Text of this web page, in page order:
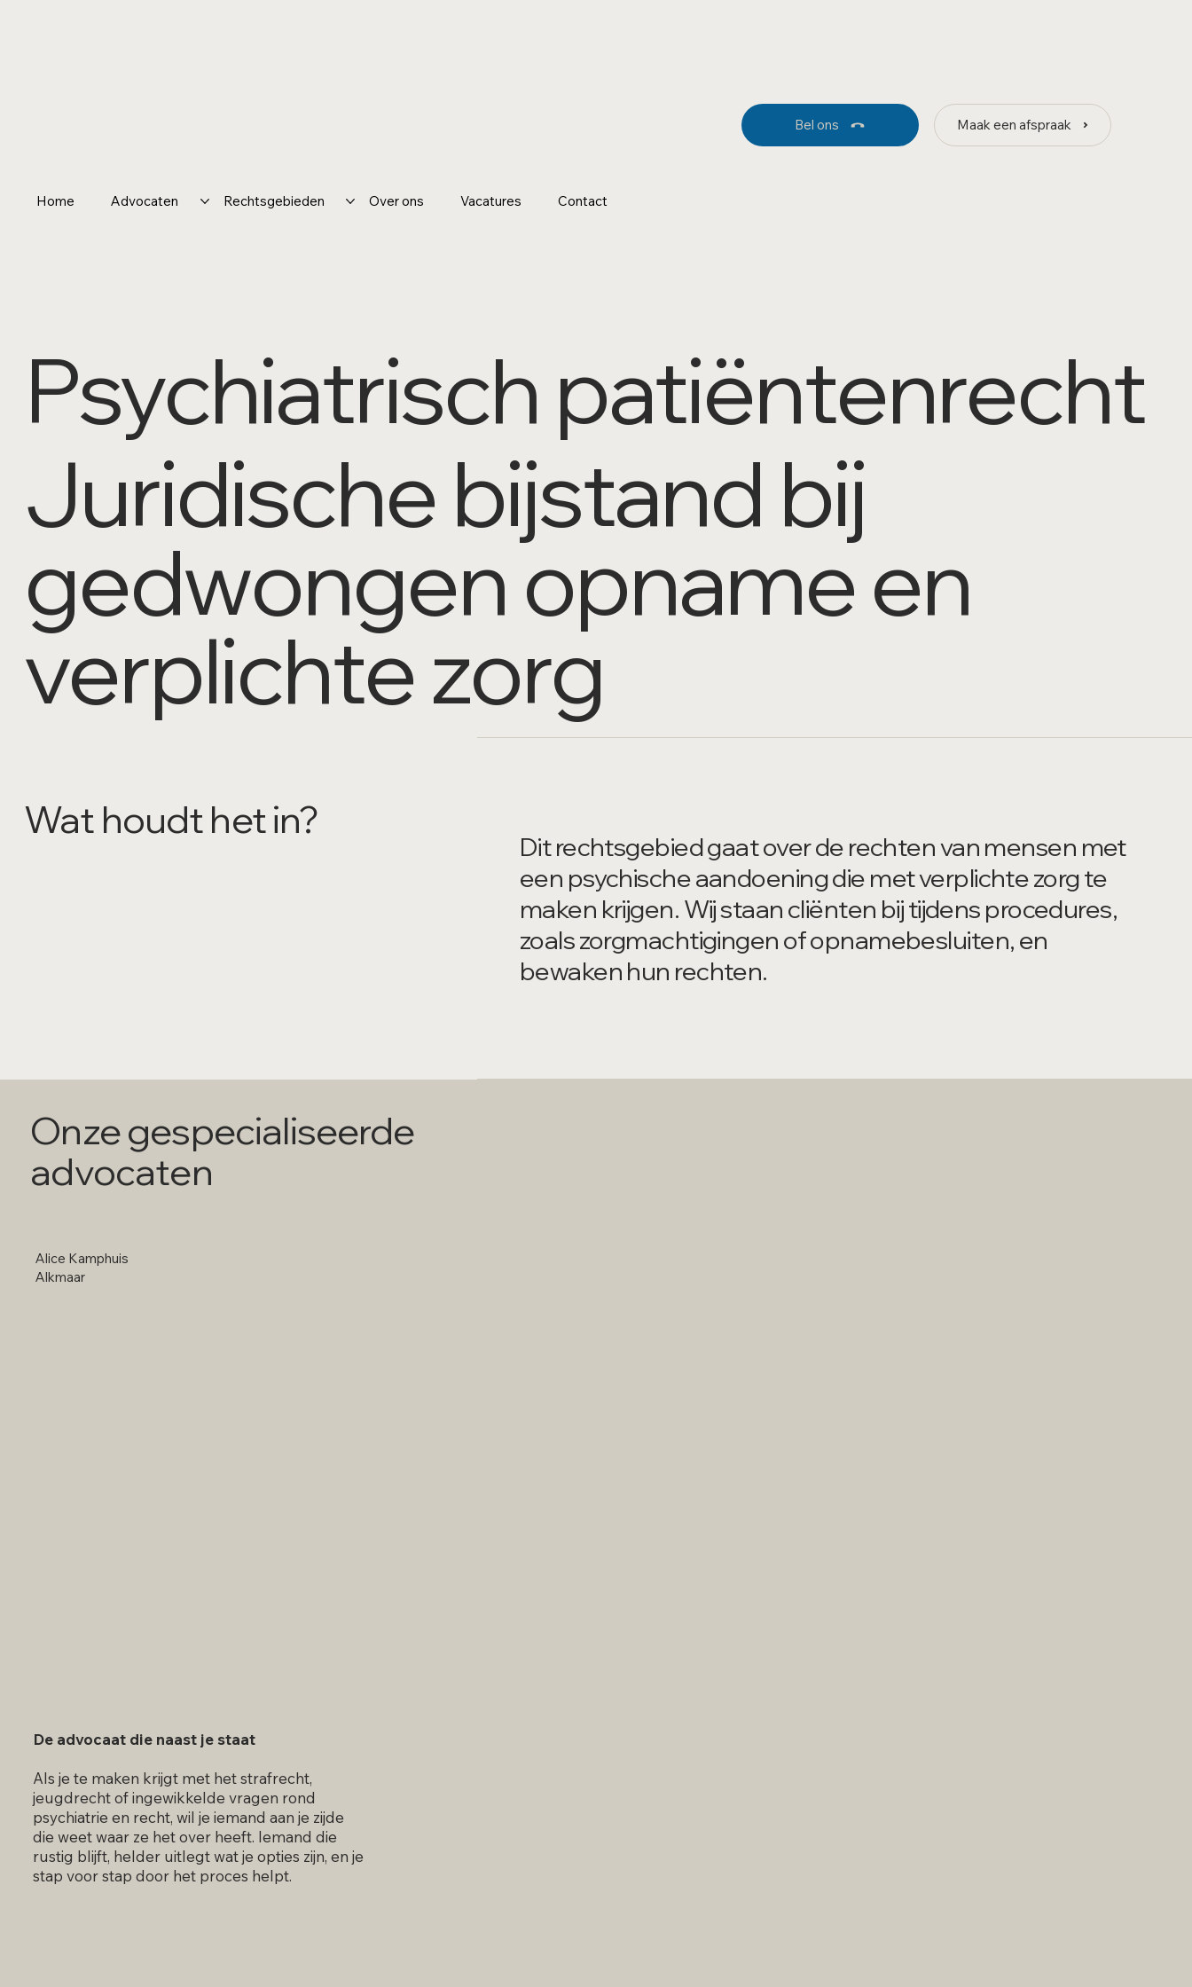
Home Advocaten Rechtsgebieden Over ons Vacatures Contact
Bel ons Maak een afspraak
Wat houdt het in?
Dit rechtsgebied gaat over de rechten van mensen met
een psychische aandoening die met verplichte zorg te
maken krijgen. Wij staan cliënten bij tijdens procedures,
zoals zorgmachtigingen of opnamebesluiten, en
bewaken hun rechten.
Onze gespecialiseerde
advocaten
Alice Kamphuis
Alkmaar
De advocaat die naast je staat
Als je te maken krijgt met het strafrecht,
jeugdrecht of ingewikkelde vragen rond
psychiatrie en recht, wil je iemand aan je zijde
die weet waar ze het over heeft. Iemand die
rustig blijft, helder uitlegt wat je opties zijn, en je
stap voor stap door het proces helpt.
Psychiatrisch patiëntenrecht
Juridische bijstand bij
gedwongen opname en
verplichte zorg